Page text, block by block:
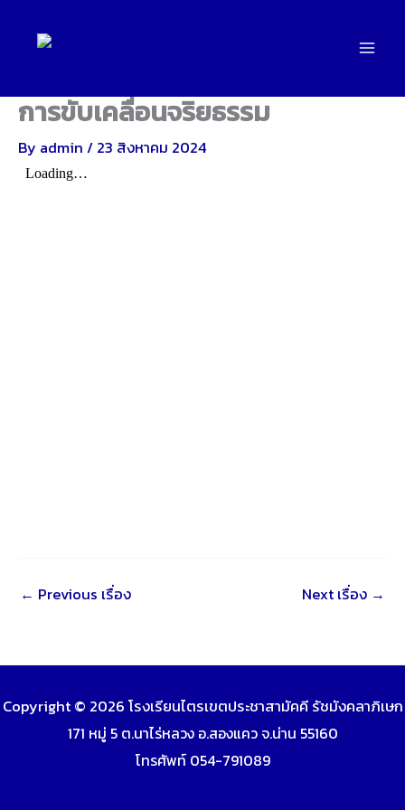
การขับเคลื่อนจริยธรรม
By admin / 23 สิงหาคม 2024
← Previous เรื่อง Next เรื่อง →
Copyright © 2026 โรงเรียนไตรเขตประชาสามัคคี รัชมังคลาภิเษก
171 หมู่ 5 ต.นาไร่หลวง อ.สองแคว จ.น่าน 55160
โทรศัพท์ 054-791089